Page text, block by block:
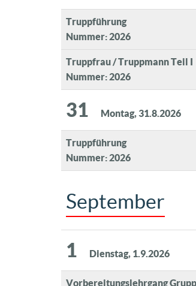
Truppführung
Nummer: 2026
Truppfrau / Truppmann Teil I
Nummer: 2026
31 Montag, 31.8.2026
Truppführung
Nummer: 2026
September
1 Dienstag, 1.9.2026
Vorbereitungslehrgang